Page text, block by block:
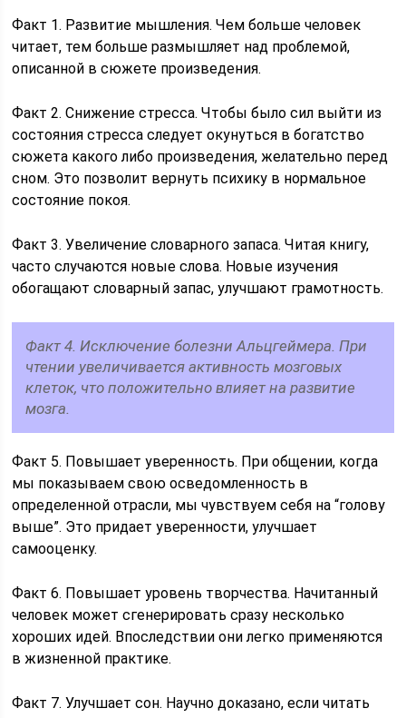
Факт 1. Развитие мышления. Чем больше человек
читает, тем больше размышляет над проблемой,
описанной в сюжете произведения.
Факт 2. Снижение стресса. Чтобы было сил выйти из
состояния стресса следует окунуться в богатство
сюжета какого либо произведения, желательно перед
сном. Это позволит вернуть психику в нормальное
состояние покоя.
Факт 3. Увеличение словарного запаса. Читая книгу,
часто случаются новые слова. Новые изучения
обогащают словарный запас, улучшают грамотность.
Факт 4. Исключение болезни Альцгеймера. При
чтении увеличивается активность мозговых
клеток, что положительно влияет на развитие
мозга.
Факт 5. Повышает уверенность. При общении, когда
мы показываем свою осведомленность в
определенной отрасли, мы чувствуем себя на “голову
выше”. Это придает уверенности, улучшает
самооценку.
Факт 6. Повышает уровень творчества. Начитанный
человек может сгенерировать сразу несколько
хороших идей. Впоследствии они легко применяются
в жизненной практике.
Факт 7. Улучшает сон. Научно доказано, если читать